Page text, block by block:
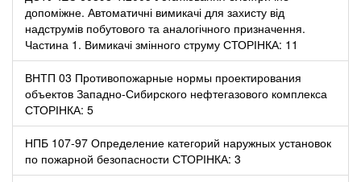
допоміжне. Автоматичні вимикачі для захисту від
надструмів побутового та аналогічного призначення.
Частина 1. Вимикачі змінного струму СТОРІНКА: 11
ВНТП 03 Противопожарные нормы проектирования
объектов Западно-Сибирского нефтегазового комплекса
СТОРІНКА: 5
НПБ 107-97 Определение категорий наружных установок
по пожарной безопасности СТОРІНКА: 3